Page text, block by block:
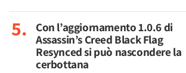
Con l’aggiornamento 1.0.6 di
Assassin’s Creed Black Flag
Resynced si può nascondere la
cerbottana